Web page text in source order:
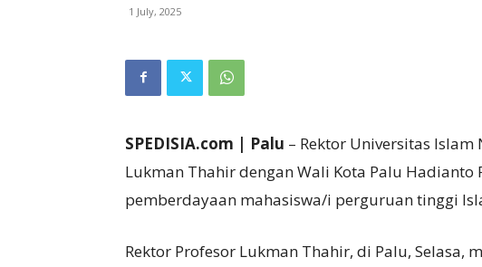
1 July, 2025
SPEDISIA.com | Palu – Rektor Universitas
Lukman Thahir dengan Wali Kota Palu Hadianto
pemberdayaan mahasiswa/i perguruan tinggi
Rektor Profesor Lukman Thahir, di Palu, Selasa,